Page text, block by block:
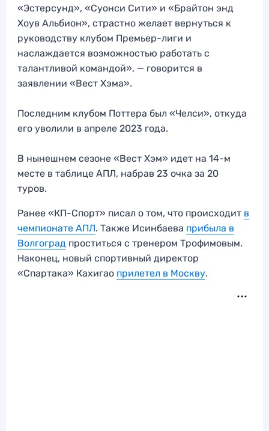
«Эстерсунд», «Суонси Сити» и «Брайтон энд
Хоув Альбион», страстно желает вернуться к
руководству клубом Премьер-лиги и
наслаждается возможностью работать с
талантливой командой», — говорится в
заявлении «Вест Хэма».
Последним клубом Поттера был «Челси», откуда
его уволили в апреле 2023 года.
В нынешнем сезоне «Вест Хэм» идет на 14-м
месте в таблице АПЛ, набрав 23 очка за 20
туров.
Ранее «КП-Спорт» писал о том, что происходит в
чемпионате АПЛ. Также Исинбаева прибыла в
Волгоград проститься с тренером Трофимовым.
Наконец, новый спортивный директор
«Спартака» Кахигао прилетел в Москву.